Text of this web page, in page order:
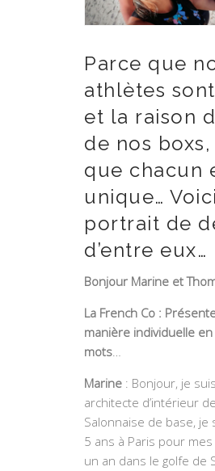
Parce que
athlètes sont
et la raison
de nos
que chacun
unique…
portrait de
d’entre eux…
Bonjour Marine et
La French Co :
manière individuelle
mots…
Marine : Bonjour, je
architecte d’intérieur
Salonnaise de base, je
5 ans à Paris pour
un an dans le golfe de